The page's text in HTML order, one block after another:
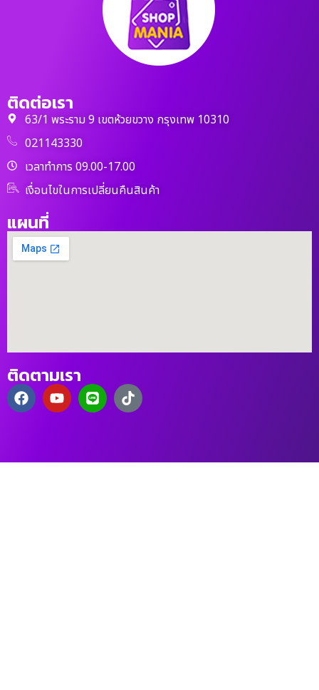
ติดต่อเรา
63/1 พระราม 9 เขตห้วยขวาง กรุงเทพ 10310
021143330
เวลาทำการ 09.00-17.00
เงื่อนไขในการเปลี่ยนคืนสินค้า
แผนที่
ติดตามเรา